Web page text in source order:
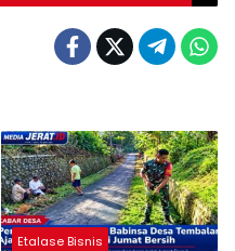
Etalase Bisnis